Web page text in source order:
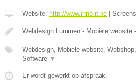
Website: http://www.inno-it.be
Webdesign Lummen - Mobiele website
Webdesign, Mobiele website,
Software ▼
Er wordt gewerkt op afspraak.